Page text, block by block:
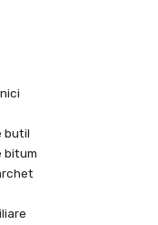
butil
bitum